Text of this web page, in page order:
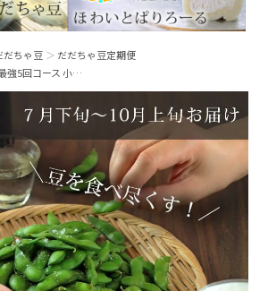
だちゃ豆
だだちゃ豆定期便
強5回コース 小…